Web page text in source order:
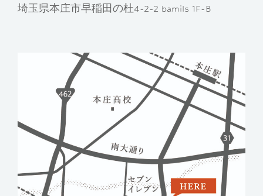
埼玉県本庄市早稲田の杜4-2-2 bamils 1F-B